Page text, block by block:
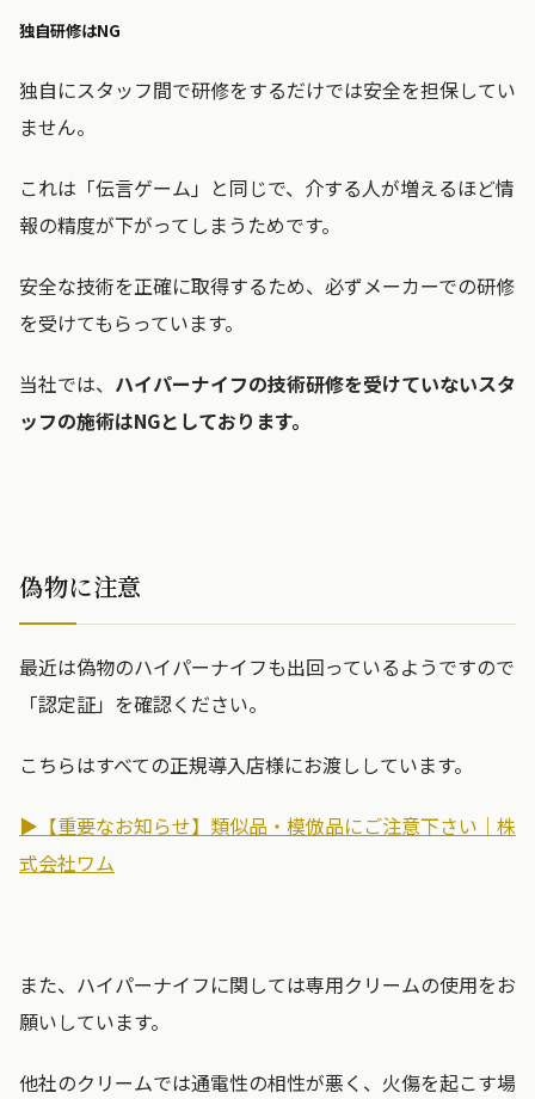
独自研修はNG
独自にスタッフ間で研修をするだけでは安全を担保してい
ません。
これは「伝言ゲーム」と同じで、介する人が増えるほど情
報の精度が下がってしまうためです。
安全な技術を正確に取得するため、必ずメーカーでの研修
を受けてもらっています。
当社では、 ハイパーナイフの技術研修を受けていないスタ
ッフの施術はNGとしております。
偽物に注意
最近は偽物のハイパーナイフも出回っているようですので
「認定証」を確認ください。
こちらはすべての正規導入店様にお渡ししています。
▶︎【重要なお知らせ】類似品・模倣品にご注意下さい｜株
式会社ワム
また、ハイパーナイフに関しては専用クリームの使用をお
願いしています。
他社のクリームでは通電性の相性が悪く、火傷を起こす場